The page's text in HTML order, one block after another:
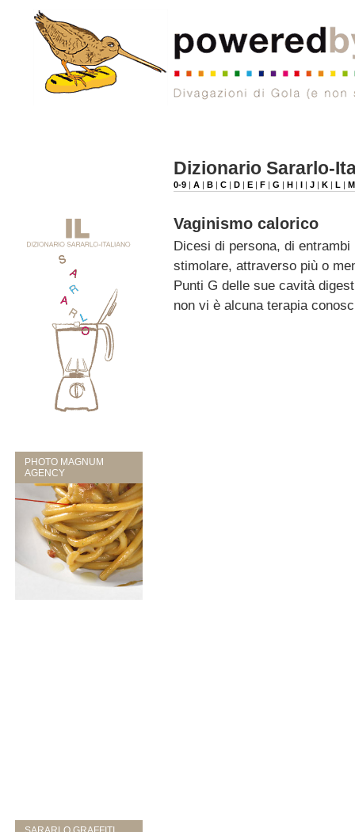
PHOTO MAGNUM
AGENCY
Dizionario Sararlo-
0-9 |A |B |C |D |E |F |G |H |I |J |K |L |M
Vaginismo calorico
Dicesi di persona, di
stimolare, attraverso più o
Punti G delle sue cavità
non vi è alcuna terapia